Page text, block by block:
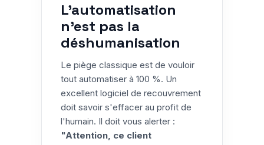
L'automatisation
n'est pas la
déshumanisation
Le piège classique est de vouloir
tout automatiser à 100 %. Un
excellent logiciel de recouvrement
doit savoir s'effacer au profit de
l'humain. Il doit vous alerter :
"Attention, ce client